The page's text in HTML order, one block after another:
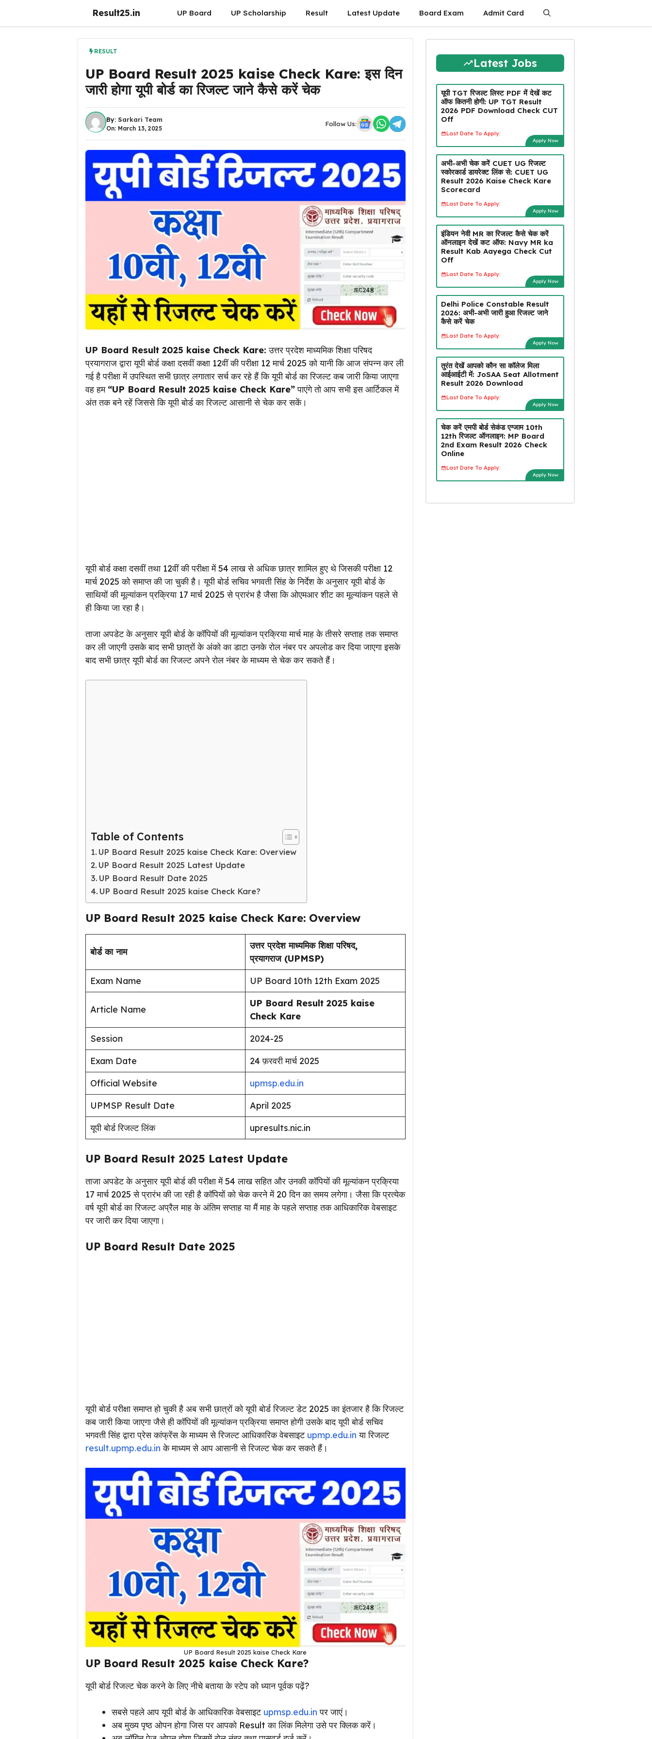
Result25.in UP Board UP Scholarship Result Latest Update Board Exam Admit Card
RESULT
UP Board Result 2025 kaise Check Kare: इस दिन
जारी होगा यूपी बोर्ड का रिजल्ट जाने कैसे करें चेक
By: Sarkari Team
On: March 13, 2025
Follow Us:
UP Board Result 2025 kaise Check Kare: उत्तर प्रदेश माध्यमिक शिक्षा परिषद
प्रयागराज द्वारा यूपी बोर्ड कक्षा दसवीं कक्षा 12वीं की परीक्षा 12 मार्च 2025 को यानी कि आज संपन्न कर ली
गई है परीक्षा में उपस्थित सभी छात्र लगातार सर्च कर रहे हैं कि यूपी बोर्ड का रिजल्ट कब जारी किया जाएगा
वह हम “UP Board Result 2025 kaise Check Kare”पाएंगे तो आप सभी इस आर्टिकल में
अंत तक बने रहें जिससे कि यूपी बोर्ड का रिजल्ट आसानी से चेक कर सकें।
यूपी बोर्ड कक्षा दसवीं तथा 12वीं की परीक्षा में 54 लाख से अधिक छात्र शामिल हुए थे जिसकी परीक्षा 12
मार्च 2025 को समाप्त की जा चुकी है। यूपी बोर्ड सचिव भगवती सिंह के निर्देश के अनुसार यूपी बोर्ड के
साथियों की मूल्यांकन प्रक्रिया 17 मार्च 2025 से प्रारंभ है जैसा कि ओएमआर शीट का मूल्यांकन पहले से
ही किया जा रहा है।
ताजा अपडेट के अनुसार यूपी बोर्ड के कॉपियों की मूल्यांकन प्रक्रिया मार्च माह के तीसरे सप्ताह तक समाप्त
कर ली जाएगी उसके बाद सभी छात्रों के अंको का डाटा उनके रोल नंबर पर अपलोड कर दिया जाएगा इसके
बाद सभी छात्र यूपी बोर्ड का रिजल्ट अपने रोल नंबर के माध्यम से चेक कर सकते हैं।
Table of Contents
UP Board Result 2025 kaise Check Kare: Overview
UP Board Result 2025 Latest Update
UP Board Result Date 2025
UP Board Result 2025 kaise Check Kare?
UP Board Result 2025 kaise Check Kare: Overview
बोर्ड का नाम
उत्तर प्रदेश माध्यमिक शिक्षा परिषद,
प्रयागराज (UPMSP)
Exam Name
UP Board 10th 12th Exam 2025
Article Name
UP Board Result 2025 kaise
Check Kare
Session
2024-25
Exam Date
24 फ़रवरी मार्च 2025
Official Website
upmsp.edu.in
UPMSP Result Date
April 2025
यूपी बोर्ड रिजल्ट लिंक
upresults.nic.in
UP Board Result 2025 Latest Update
ताजा अपडेट के अनुसार यूपी बोर्ड की परीक्षा में 54 लाख सहित और उनकी कॉपियों की मूल्यांकन प्रक्रिया
17 मार्च 2025 से प्रारंभ की जा रही है कॉपियों को चेक करने में 20 दिन का समय लगेगा। जैसा कि प्रत्येक
वर्ष यूपी बोर्ड का रिजल्ट अप्रैल माह के अंतिम सप्ताह या मैं माह के पहले सप्ताह तक आधिकारिक वेबसाइट
पर जारी कर दिया जाएगा।
UP Board Result Date 2025
यूपी बोर्ड परीक्षा समाप्त हो चुकी है अब सभी छात्रों को यूपी बोर्ड रिजल्ट डेट 2025 का इंतजार है कि रिजल्ट
कब जारी किया जाएगा जैसे ही कॉपियों की मूल्यांकन प्रक्रिया समाप्त होगी उसके बाद यूपी बोर्ड सचिव
भगवती सिंह द्वारा प्रेस कांफ्रेंस के माध्यम से रिजल्ट आधिकारिक वेबसाइट upmp.edu.in या रिजल्ट
result.upmp.edu.in के माध्यम से आप आसानी से रिजल्ट चेक कर सकते हैं।
UP Board Result 2025 kaise Check Kare
UP Board Result 2025 kaise Check Kare?
यूपी बोर्ड रिजल्ट चेक करने के लिए नीचे बताया के स्टेप को ध्यान पूर्वक पढ़ें?
सबसे पहले आप यूपी बोर्ड के आधिकारिक वेबसाइट upmsp.edu.in पर जाएं।
अब मुख्य पृष्ठ ओपन होगा जिस पर आपको Result का लिंक मिलेगा उसे पर क्लिक करें।
Latest Jobs
यूपी TGT रिजल्ट लिस्ट PDF में देखें कट
ऑफ कितनी होगी: UP TGT Result
2026 PDF Download Check CUT
Off
Last Date To Apply:
Apply Now
अभी-अभी चेक करें CUET UG रिजल्ट
स्कोरकार्ड डायरेक्ट लिंक से: CUET UG
Result 2026 Kaise Check Kare
Scorecard
Last Date To Apply:
Apply Now
इंडियन नेवी MR का रिजल्ट कैसे चेक करें
ऑनलाइन देखें कट ऑफ: Navy MR ka
Result Kab Aayega Check Cut
Off
Last Date To Apply:
Apply Now
Delhi Police Constable Result
2026: अभी-अभी जारी हुआ रिजल्ट जाने
कैसे करें चेक
Last Date To Apply:
Apply Now
तुरंत देखें आपको कौन सा कॉलेज मिला
आईआईटी में: JoSAA Seat Allotment
Result 2026 Download
Last Date To Apply:
Apply Now
चेक करें एमपी बोर्ड सेकंड एग्जाम 10th
12th रिजल्ट ऑनलाइन: MP Board
2nd Exam Result 2026 Check
Online
Last Date To Apply:
Apply Now